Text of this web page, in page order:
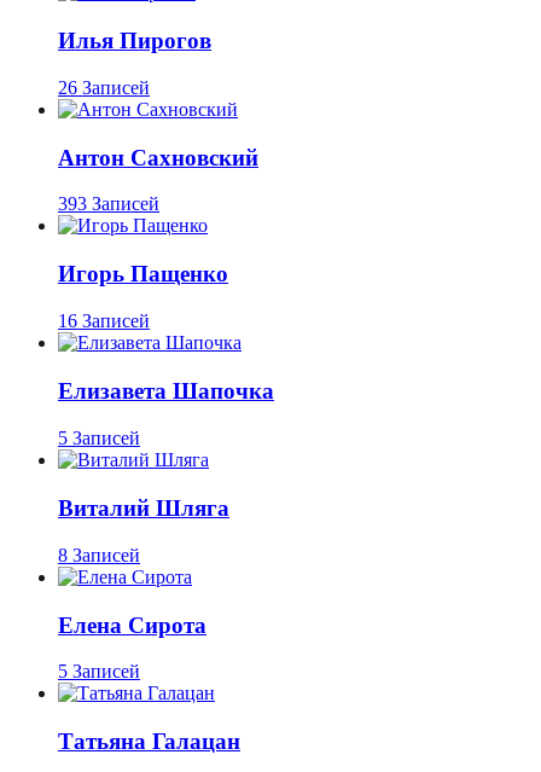
Илья Пирогов
26 Записей
Антон Сахновский
393 Записей
Игорь Пащенко
16 Записей
Елизавета Шапочка
5 Записей
Виталий Шляга
8 Записей
Елена Сирота
5 Записей
Татьяна Галацан